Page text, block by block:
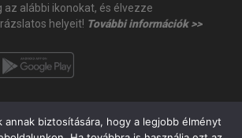
az alábbi ikonokat, és élvezze
helyeit! További információk >>
annak biztosítására, hogy a legjobb élményt